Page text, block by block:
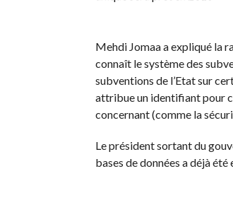
Mehdi Jomaa a expliqué la
connaît le système des
subventions de l’Etat sur
attribue un identifiant pour
concernant (comme la
Le président sortant du
bases de données a déjà